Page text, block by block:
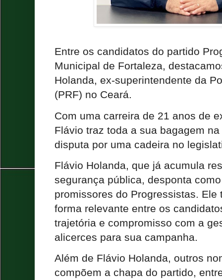
Entre os candidatos do partido
Municipal de Fortaleza,
Holanda, ex-superintendente da
(PRF) no Ceará.
Com uma carreira de 21 anos de
Flávio traz toda a sua bagagem
disputa por uma cadeira no
Flávio Holanda, que já acumula
segurança pública, desponta
promissores do Progressistas.
forma relevante entre os
trajetória e compromisso com a
alicerces para sua campanha.
Além de Flávio Holanda, outros
compõem a chapa do partido,